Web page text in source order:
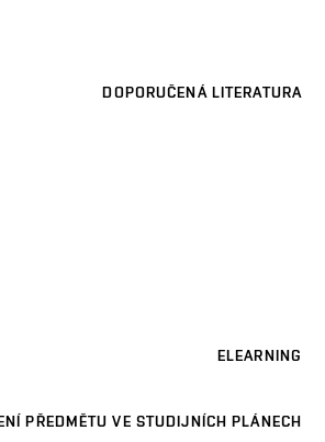
DOPORUČENÁ LITERATURA
ELEARNING
PŘEDMĚTU VE STUDIJNÍCH PLÁNECH